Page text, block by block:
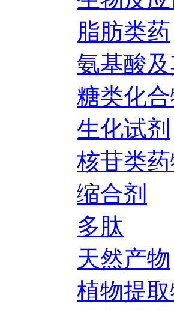
脂肪类药
氨基酸
糖类化
生化试剂
核苷类
缩合剂
多肽
天然产物
植物提